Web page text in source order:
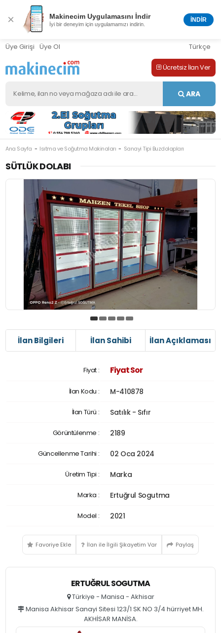
× Makinecim Uygulamasını İndir
İyi bir deneyim için uygulamamızı indirin.
İNDİR
Üye Girişi Üye Ol Türkçe
Ücretsiz İlan Ver
ARA
Ana Sayfa Isıtma ve Soğutma Makinaları
Sanayi Tipi Buzdolapları
SÜTLÜK DOLABI
İlan Bilgileri İlan Sahibi İlan Açıklaması
Fiyat : Fiyat Sor
İlan Kodu : M-410878
İlan Türü : Satılık - Sıfır
Görüntülenme : 2189
Güncellenme Tarihi : 02 Oca 2024
Üretim Tipi : Marka
Marka : Ertuğrul Sogutma
Model : 2021
Favoriye Ekle İlan ile İlgili Şikayetim Var Paylaş
ERTUĞRUL SOGUTMA
Türkiye - Manisa - Akhisar
Manisa Akhisar Sanayi Sitesi 123/1 SK NO 3/4 hürriyet MH.
AKHİSAR MANİSA.